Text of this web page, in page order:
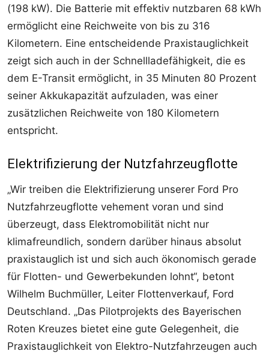
(198 kW). Die Batterie mit effektiv nutzbaren 68 kWh
ermöglicht eine Reichweite von bis zu 316
Kilometern. Eine entscheidende Praxistauglichkeit
zeigt sich auch in der Schnellladefähigkeit, die es
dem E-Transit ermöglicht, in 35 Minuten 80 Prozent
seiner Akkukapazität aufzuladen, was einer
zusätzlichen Reichweite von 180 Kilometern
entspricht.
Elektrifizierung der Nutzfahrzeugflotte
„Wir treiben die Elektrifizierung unserer Ford Pro
Nutzfahrzeugflotte vehement voran und sind
überzeugt, dass Elektromobilität nicht nur
klimafreundlich, sondern darüber hinaus absolut
praxistauglich ist und sich auch ökonomisch gerade
für Flotten- und Gewerbekunden lohnt“, betont
Wilhelm Buchmüller, Leiter Flottenverkauf, Ford
Deutschland. „Das Pilotprojekts des Bayerischen
Roten Kreuzes bietet eine gute Gelegenheit, die
Praxistauglichkeit von Elektro-Nutzfahrzeugen auch